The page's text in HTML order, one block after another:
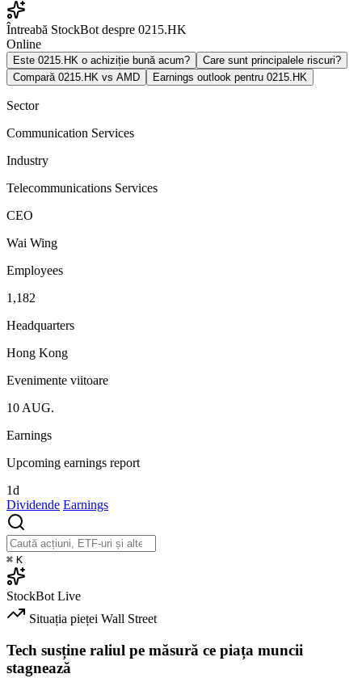
Întreabă StockBot despre 0215.HK
Online
Este 0215.HK o achiziție bună acum?
Care sunt principalele riscuri?
Compară 0215.HK vs AMD
Earnings outlook pentru 0215.HK
Sector
Communication Services
Industry
Telecommunications Services
CEO
Wai Wing
Employees
1,182
Headquarters
Hong Kong
Evenimente viitoare
10 AUG.
Earnings
Upcoming earnings report
1d
Dividende Earnings
⌘ K
StockBot Live
Situația pieței Wall Street
Tech susține raliul pe măsură ce piața muncii
stagnează